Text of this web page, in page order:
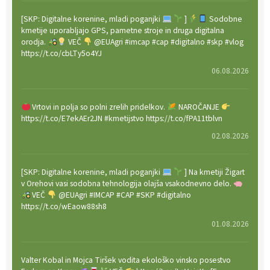
[SKP: Digitalne korenine, mladi poganjki ]
Sodobne
kmetije uporabljajo GPS, pametne stroje in druga digitalna
orodja.
VEČ
@EUAgri #imcap #cap #digitalno #skp #vlog
https://t.co/cbLTy5o4YJ
06.08.2026
Vrtovi in polja so polni zrelih pridelkov.
NAROČANJE
https://t.co/E7ekAEr2JN #kmetijstvo https://t.co/fPA11tblvn
02.08.2026
[SKP: Digitalne korenine, mladi poganjki
] Na kmetiji Žigart
v Orehovi vasi sodobna tehnologija olajša vsakodnevno delo.
VEČ
@EUAgri #IMCAP #CAP #SKP #digitalno
https://t.co/wEaow88sh8
01.08.2026
Valter Kobal in Mojca Tiršek vodita ekološko vinsko posestvo